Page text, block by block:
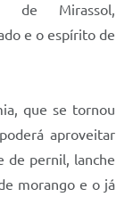
de Mirassol,
e o espírito de
que se tornou
aproveitar
de pernil, lanche
morango e o já